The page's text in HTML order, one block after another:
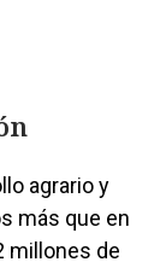
agrario y
más que en
millones de